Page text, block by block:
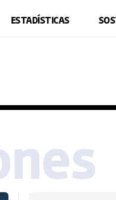
ESTADÍSTICAS